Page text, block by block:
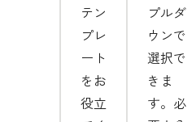
テン
プレ
ート
をお
役立
プルダ
ウンで
選択で
きま
す。必